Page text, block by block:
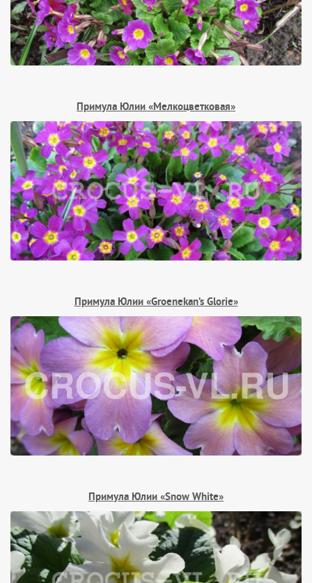
Примула Юлии «Мелкоцветковая»
Примула Юлии «Groenekan’s Glorie»
Примула Юлии «Snow White»